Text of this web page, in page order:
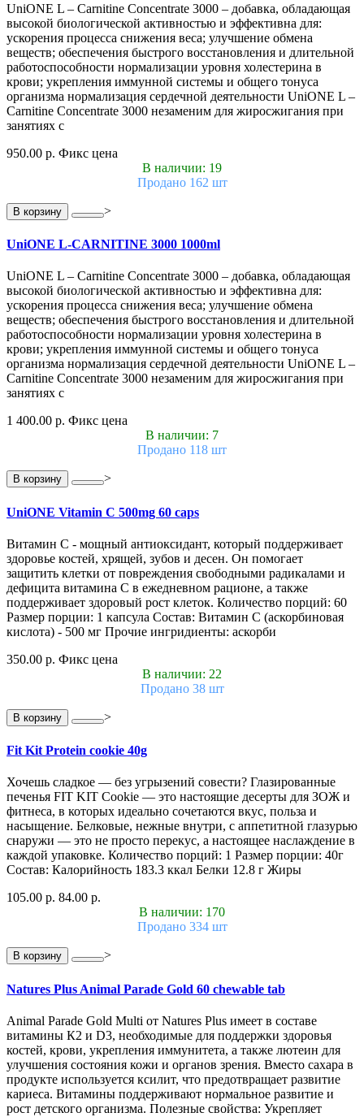
UniONE L – Carnitine Concentrate 3000 – добавка, обладающая
высокой биологической активностью и эффективна для:
ускорения процесса снижения веса; улучшение обмена
веществ; обеспечения быстрого восстановления и длительной
работоспособности нормализации уровня холестерина в
крови; укрепления иммунной системы и общего тонуса
организма нормализация сердечной деятельности UniONE L –
Carnitine Concentrate 3000 незаменим для жиросжигания при
занятиях с
950.00 р. Фикс цена
В наличии: 19
Продано 162 шт
В корзину >
UniONE L-CARNITINE 3000 1000ml
UniONE L – Carnitine Concentrate 3000 – добавка, обладающая
высокой биологической активностью и эффективна для:
ускорения процесса снижения веса; улучшение обмена
веществ; обеспечения быстрого восстановления и длительной
работоспособности нормализации уровня холестерина в
крови; укрепления иммунной системы и общего тонуса
организма нормализация сердечной деятельности UniONE L –
Carnitine Concentrate 3000 незаменим для жиросжигания при
занятиях с
1 400.00 р. Фикс цена
В наличии: 7
Продано 118 шт
В корзину >
UniONE Vitamin С 500mg 60 caps
Витамин С - мощный антиоксидант, который поддерживает
здоровье костей, хрящей, зубов и десен. Он помогает
защитить клетки от повреждения свободными радикалами и
дефицита витамина С в ежедневном рационе, а также
поддерживает здоровый рост клеток. Количество порций: 60
Размер порции: 1 капсула Состав: Витамин С (аскорбиновая
кислота) - 500 мг Прочие ингридиенты: аскорби
350.00 р. Фикс цена
В наличии: 22
Продано 38 шт
В корзину >
Fit Kit Protein cookie 40g
Хочешь сладкое — без угрызений совести? Глазированные
печенья FIT KIT Cookie — это настоящие десерты для ЗОЖ и
фитнеса, в которых идеально сочетаются вкус, польза и
насыщение. Белковые, нежные внутри, с аппетитной глазурью
снаружи — это не просто перекус, а настоящее наслаждение в
каждой упаковке. Количество порций: 1 Размер порции: 40г
Состав: Калорийность 183.3 ккал Белки 12.8 г Жиры
105.00 р. 84.00 р.
В наличии: 170
Продано 334 шт
В корзину >
Natures Plus Animal Parade Gold 60 chewable tab
Animal Parade Gold Multi от Natures Plus имеет в составе
витамины К2 и D3, необходимые для поддержки здоровья
костей, крови, укрепления иммунитета, а также лютеин для
улучшения состояния кожи и органов зрения. Вместо сахара в
продукте используется ксилит, что предотвращает развитие
кариеса. Витамины поддерживают нормальное развитие и
рост детского организма. Полезные свойства: Укрепляет